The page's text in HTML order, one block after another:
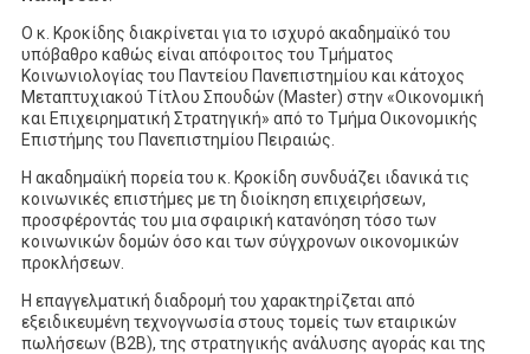
Ο κ. Κροκίδης διακρίνεται για το ισχυρό ακαδημαϊκό του
υπόβαθρο καθώς είναι απόφοιτος του Τμήματος
Κοινωνιολογίας του Παντείου Πανεπιστημίου και κάτοχος
Μεταπτυχιακού Τίτλου Σπουδών (Master) στην «Οικονομική
και Επιχειρηματική Στρατηγική» από το Τμήμα Οικονομικής
Επιστήμης του Πανεπιστημίου Πειραιώς.
Η ακαδημαϊκή πορεία του κ. Κροκίδη συνδυάζει ιδανικά τις
κοινωνικές επιστήμες με τη διοίκηση επιχειρήσεων,
προσφέροντάς του μια σφαιρική κατανόηση τόσο των
κοινωνικών δομών όσο και των σύγχρονων οικονομικών
προκλήσεων.
Η επαγγελματική διαδρομή του χαρακτηρίζεται από
εξειδικευμένη τεχνογνωσία στους τομείς των εταιρικών
πωλήσεων (B2B), της στρατηγικής ανάλυσης αγοράς και της